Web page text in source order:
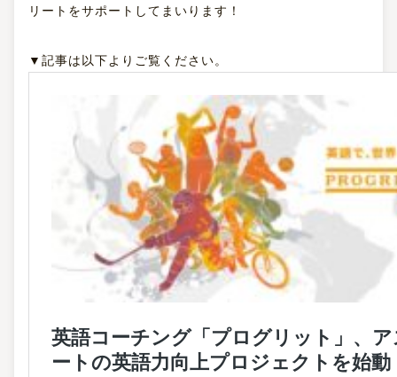
リートをサポートしてまいります！
▼記事は以下よりご覧ください。